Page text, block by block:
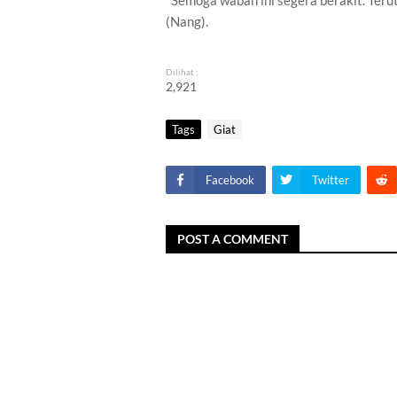
(Nang).
Dilihat :
2,921
Tags Giat
Facebook Twitter
POST A COMMENT